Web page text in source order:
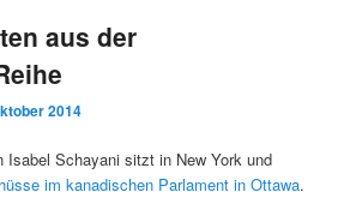
aus der
2014
Isabel Schayani sitzt in New York und
im kanadischen Parlament in Ottawa.